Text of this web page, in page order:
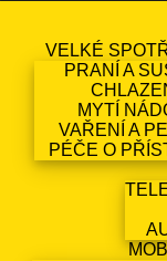
VELKÉ
PRANÍ A
MYTÍ
VAŘENÍ A
PÉČE O